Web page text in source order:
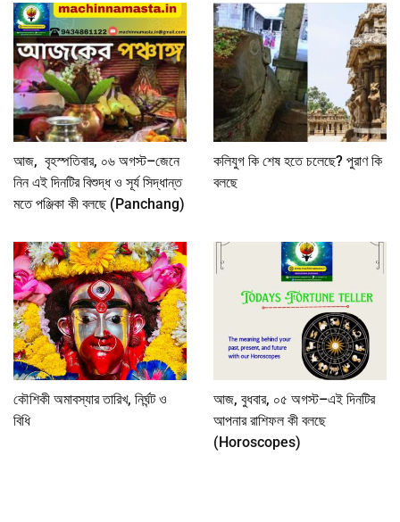
আজ, বৃহস্পতিবার, ০৬ অগস্ট–জেনে
নিন এই দিনটির বিশুদ্ধ ও সূর্য সিদ্ধান্ত
মতে পঞ্জিকা কী বলছে (Panchang)
কলিযুগ কি শেষ হতে চলেছে? পুরাণ কি
বলছে
কৌশিকী অমাবস্যার তারিখ, নির্ঘন্ট ও
বিধি
আজ, বুধবার, ০৫ অগস্ট–এই দিনটির
আপনার রাশিফল কী বলছে
(Horoscopes)